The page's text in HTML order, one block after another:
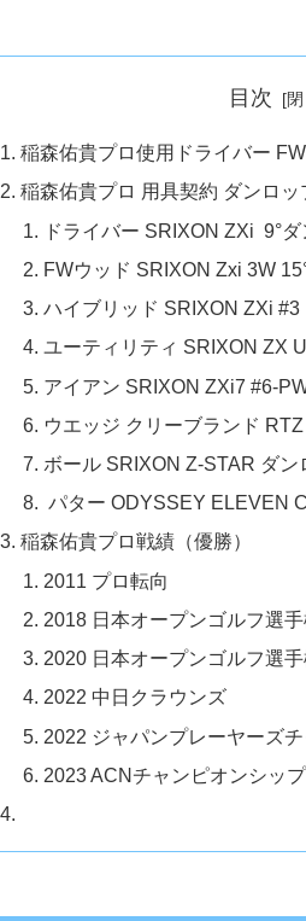
目次
稲森佑貴プロ使用ドライバー
稲森佑貴プロ 用具契約 ダンロッ
ドライバー SRIXON ZXi 9°
FWウッド SRIXON Zxi 3W
ハイブリッド SRIXON ZXi #3
ユーティリティ SRIXON ZX
アイアン SRIXON ZXi7 #6-
ウエッジ クリーブランド
ボール SRIXON Z-STAR ダン
パター ODYSSEY ELEVEN
稲森佑貴プロ戦績（優勝）
2011 プロ転向
2018 日本オープンゴルフ選
2020 日本オープンゴルフ選
2022 中日クラウンズ
2022 ジャパンプレーヤーズ
2023 ACNチャンピオンシッ